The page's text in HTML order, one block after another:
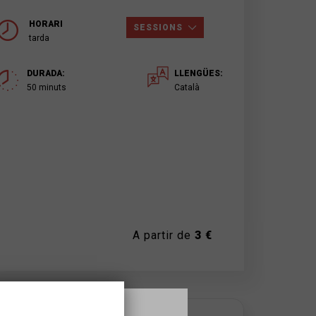
HORARI
tarda
SESSIONS
DURADA:
50 minuts
LLENGÜES:
Català
A partir de 3 €